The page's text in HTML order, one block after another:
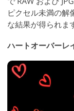
ピクセル未満の解
な結果が得られま
ハートオーバーレ